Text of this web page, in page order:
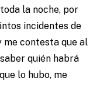
la noche, por
incidentes de
me contesta que al
quién habrá
lo hubo, me